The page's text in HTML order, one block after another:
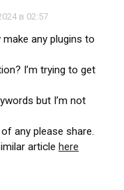
в 02:57
any plugins to
I’m trying to get
but I’m not
any please share.
article here